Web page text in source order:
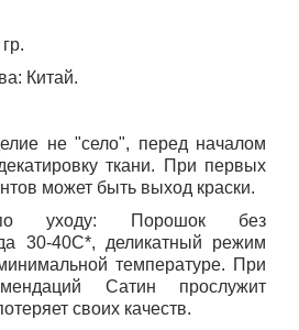
: Китай.
не "село", перед началом
ткани. При первых
может быть выход краски.
по уходу: Порошок без
30-40С*, деликатный режим
температуре. При
Сатин прослужит
своих качеств.